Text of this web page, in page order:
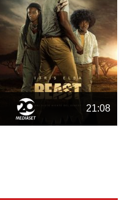
21:08